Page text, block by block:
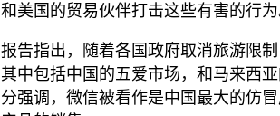
和美国的贸易伙伴打击这些有害的行为
报告指出，随着各国政府取消旅游限
其中包括中国的五爱市场，和马来西
分强调，微信被看作是中国最大的仿